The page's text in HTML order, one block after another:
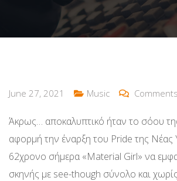
June 27, 2021 Music
Άκρως… αποκαλυπτικό ήταν το σόου
αφορμή την έναρξη του Pride της Νέας
62χρονο σήμερα «Material Girl» να
σκηνής με see-though σύνολο και